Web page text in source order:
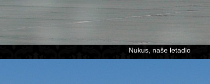
Nukus, naše letadlo